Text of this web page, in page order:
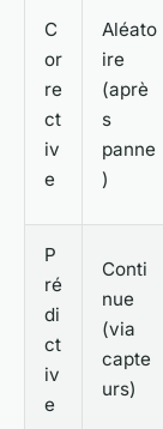
C
or
re
ct
iv
e
Aléato
ire
(aprè
s
panne
)
P
ré
di
ct
iv
e
Conti
nue
(via
capte
urs)